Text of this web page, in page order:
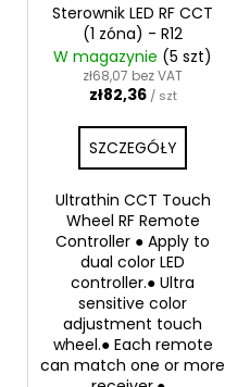
Sterownik LED RF CCT
(1 zóna) - R12
W magazynie (5 szt)
zł68,07 bez VAT
zł82,36 / szt
SZCZEGÓŁY
Ultrathin CCT Touch
Wheel RF Remote
Controller ● Apply to
dual color LED
controller.● Ultra
sensitive color
adjustment touch
wheel.● Each remote
can match one or more